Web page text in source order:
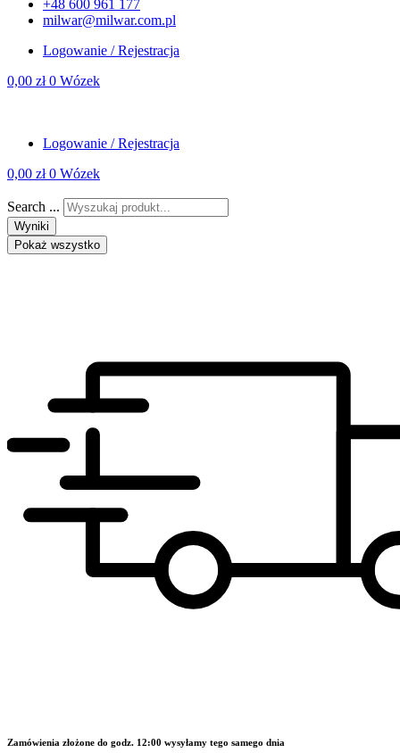
+48 600 961 177
milwar@milwar.com.pl
Logowanie / Rejestracja
0,00 zł 0 Wózek
Logowanie / Rejestracja
0,00 zł 0 Wózek
Search ...
Wyniki
Pokaż wszystko
Zamówienia złożone do godz. 12:00 wysyłamy tego samego dnia